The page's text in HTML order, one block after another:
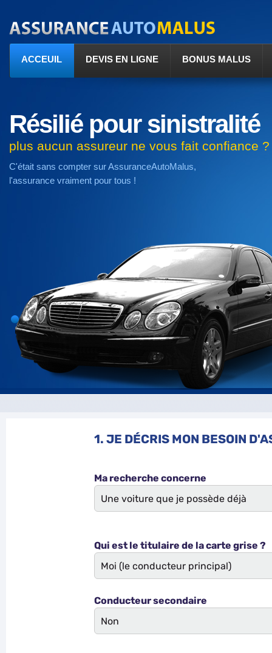
ACCEUIL DEVIS EN LIGNE BONUS MALUS
Résilié pour sinistralité
plus aucun assureur ne vous fait confiance ?
C'était sans compter sur AssuranceAutoMalus,
l'assurance vraiment pour tous !